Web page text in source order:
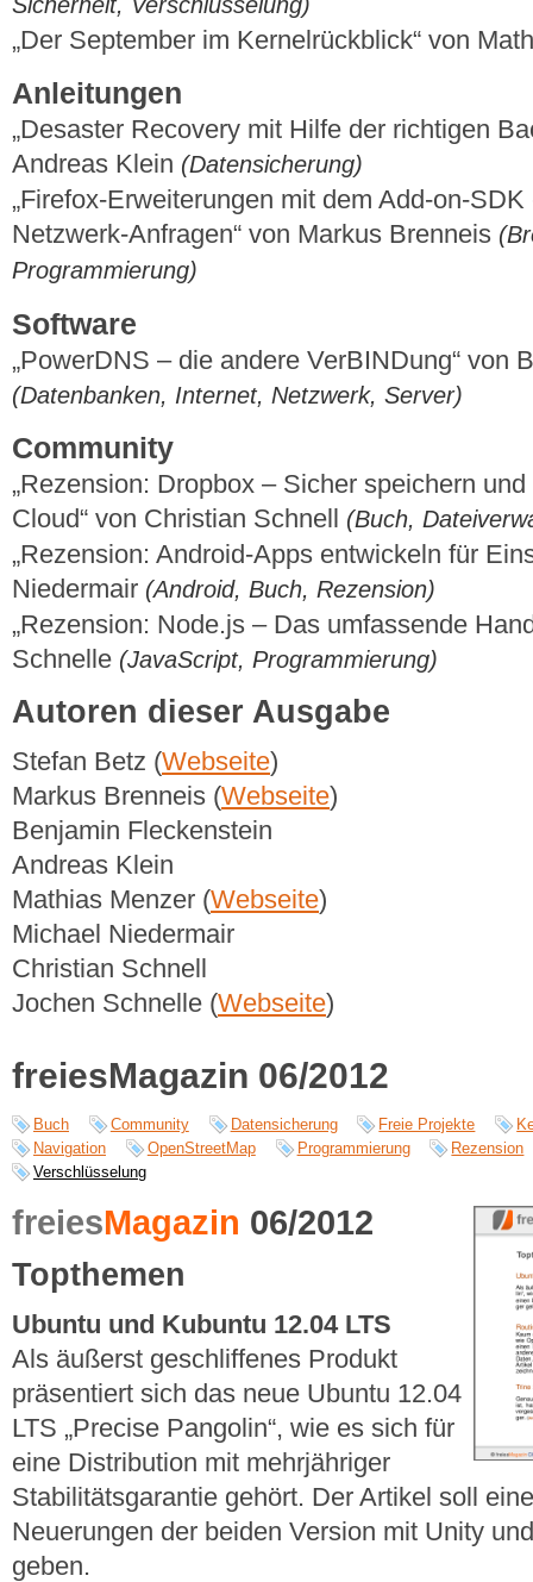
„Der September im Kernelrückblick“ von
Anleitungen
„Desaster Recovery mit Hilfe der richtigen
Andreas Klein (Datensicherung)
„Firefox-Erweiterungen mit dem Add-on-
Netzwerk-Anfragen“ von Markus Brenneis
Programmierung)
Software
„PowerDNS – die andere VerBINDung“ von
(Datenbanken, Internet, Netzwerk, Server)
Community
„Rezension: Dropbox – Sicher speichern
Cloud“ von Christian Schnell (Buch,
„Rezension: Android-Apps entwickeln für
Niedermair (Android, Buch, Rezension)
„Rezension: Node.js – Das umfassende
Schnelle (JavaScript, Programmierung)
Autoren dieser Ausgabe
Stefan Betz (Webseite)
Markus Brenneis (Webseite)
Benjamin Fleckenstein
Andreas Klein
Mathias Menzer (Webseite)
Michael Niedermair
Christian Schnell
Jochen Schnelle (Webseite)
freiesMagazin 06/2012
Buch Community Datensicherung Freie Projekte
Navigation
OpenStreetMap Programmierung
Rezension
Verschlüsselung
freiesMagazin 06/2012
Topthemen
Ubuntu und Kubuntu 12.04 LTS
Als äußerst geschliffenes Produkt
präsentiert sich das neue Ubuntu 12.04
LTS „Precise Pangolin“, wie es sich für
eine Distribution mit mehrjähriger
Stabilitätsgarantie gehört. Der Artikel soll
Neuerungen der beiden Version mit Unity
geben.